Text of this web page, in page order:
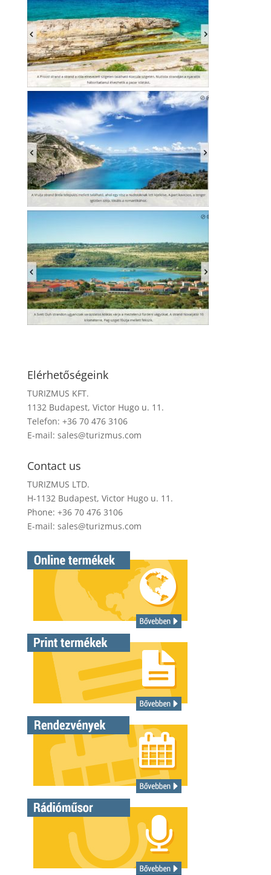
Elérhetőségeink
TURIZMUS KFT.
1132 Budapest, Victor Hugo u. 11.
Telefon: +36 70 476 3106
E-mail: sales@turizmus.com
Contact us
TURIZMUS LTD.
H-1132 Budapest, Victor Hugo u. 11.
Phone: +36 70 476 3106
E-mail: sales@turizmus.com